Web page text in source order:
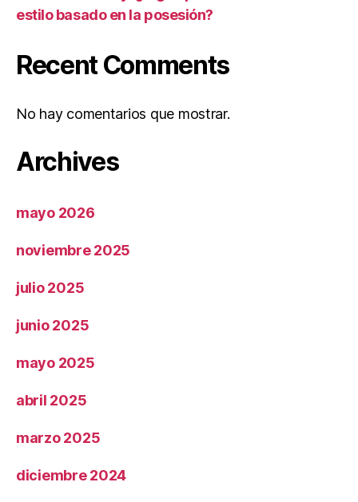
estilo basado en la posesión?
Recent Comments
No hay comentarios que mostrar.
Archives
mayo 2026
noviembre 2025
julio 2025
junio 2025
mayo 2025
abril 2025
marzo 2025
diciembre 2024